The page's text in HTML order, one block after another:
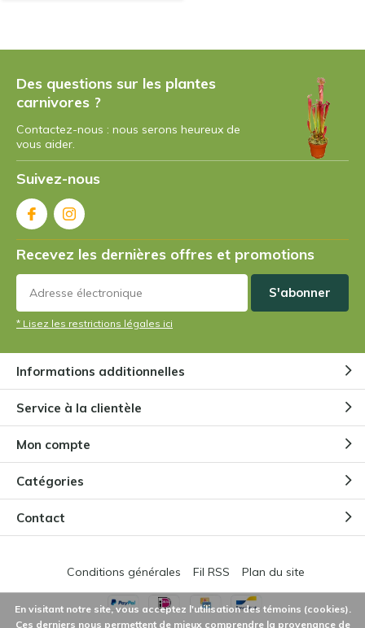
Des questions sur les plantes
carnivores ?
Contactez-nous : nous serons heureux de
vous aider.
Suivez-nous
Recevez les dernières offres et promotions
S'abonner
* Lisez les restrictions légales ici
Informations additionnelles
Service à la clientèle
Mon compte
Catégories
Contact
Conditions générales Fil RSS Plan du site
En visitant notre site, vous acceptez l'utilisation des témoins (cookies).
Ces derniers nous permettent de mieux comprendre la provenance de